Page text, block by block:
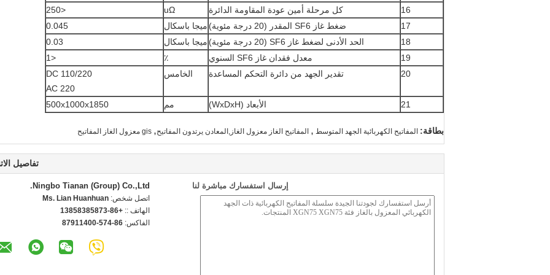
16 كل مرحلة أمين عودة المقاومة الدائرة uΩ
<250
17
ضغط غاز SF6 المقدر (20 درجة مئوية) ميجا باسكال
0.045
18
الحد الأدنى لضغط غاز SF6 (20 درجة مئوية) ميجا باسكال
0.03
19
معدل فقدان غاز SF6 السنوي ٪
<1
20
تقدير الجهد من دائرة التحكم المساعدة الخامس
DC 110/220
AC 220
21
الأبعاد (WxDxH) مم 500x1000x1850
بطاقة: المفاتيح الكهربائية الجهد المتوسط ​​ , المفاتيح الغاز معزول الغاز,المعادن يرتدون المفاتيح, gis معزول الغاز المفاتيح
تفاصيل
Ningbo Tianan (Group) Co.,Ltd.
اتصل شخص: Ms. Lian Huanhuan
الهاتف :: +86-13858385873
الفاكس: 86-574-87911400
إرسال استفسارك مباشرة لنا